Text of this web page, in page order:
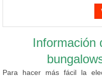
Información
Para hacer más fácil la